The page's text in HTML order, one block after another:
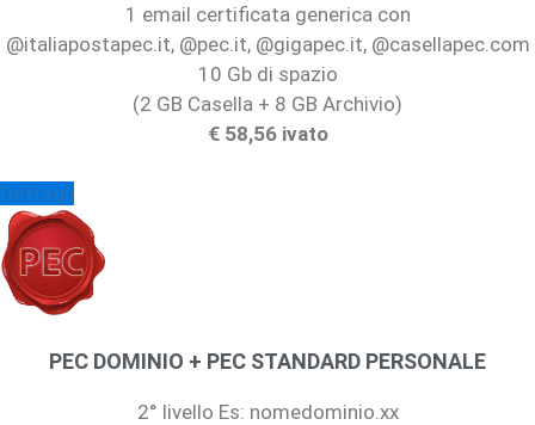
1 email certificata generica con
@italiapostapec.it, @pec.it, @gigapec.it, @casellapec.com
10 Gb di spazio
(2 GB Casella + 8 GB Archivio)
€ 58,56 ivato
Dettagli
PEC DOMINIO + PEC STANDARD PERSONALE
2° livello Es: nomedominio.xx